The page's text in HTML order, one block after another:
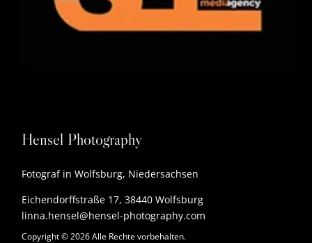
Hensel Photography
Fotograf in Wolfsburg, Niedersachsen
Eichendorffstraße 17, 38440 Wolfsburg
linna.hensel@hensel-photography.com
Copyright © 2026 Alle Rechte vorbehalten.